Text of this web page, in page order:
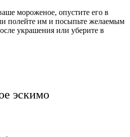
мороженое, опустите его в
полейте им и посыпьте желаемым
украшения или уберите в
эскимо